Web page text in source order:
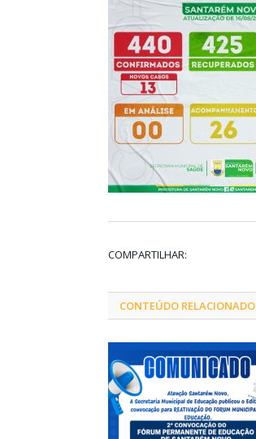
COMPARTILHAR:
CONTEÚDO RELACIONADO